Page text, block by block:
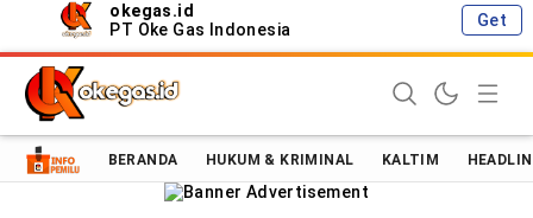
okegas.id
PT Oke Gas Indonesia
Get
Oke Gas Indonesia | Energi Positif Informasi Terkini!
BERANDA HUKUM & KRIMINAL KALTIM